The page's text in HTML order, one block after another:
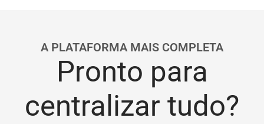
A PLATAFORMA MAIS COMPLETA
Pronto para
centralizar tudo?